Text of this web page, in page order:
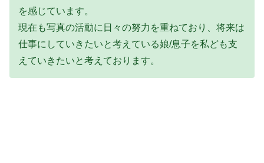
を感じています。
現在も写真の活動に日々の努力を重ねており、将来は
仕事にしていきたいと考えている娘/息子を私ども支
えていきたいと考えております。